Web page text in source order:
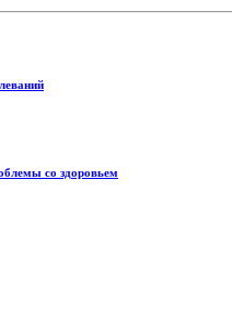
со здоровьем